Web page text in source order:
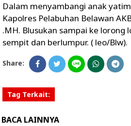
Dalam menyambangi anak
Kapolres Pelabuhan Belawan
.MH. Blusukan sampai ke lorong
sempit dan berlumpur. ( leo/Blw).
Share:
Tag Terkait:
BACA LAINNYA